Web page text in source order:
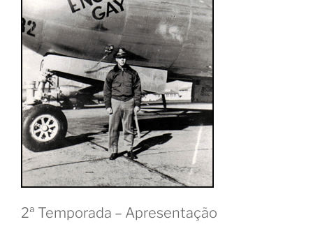
2ª Temporada – Apresentação